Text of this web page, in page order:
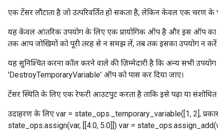
एक टेंसर लौटाता है जो उत्परिवर्तित हो सकता है, लेकिन केवल एक चरण के
यह केवल आंतरिक उपयोग के लिए एक प्रायोगिक ऑप है और इस ऑप का
तक आप जोखिमों को पूरी तरह से न समझ लें, तब तक इसका उपयोग न
यह सुनिश्चित करना कॉल करने वाले की ज़िम्मेदारी है कि अन्य सभी
'DestroyTemporaryVariable' ऑप को पास कर दिया जाए।
टेंसर स्थिति के लिए एक रेफरी आउटपुट करता है ताकि इसे पढ़ा या
उदाहरण के लिए var = state_ops._temporary_variable([1, 2],
state_ops.assign(var, [[4.0, 5.0]]) var =